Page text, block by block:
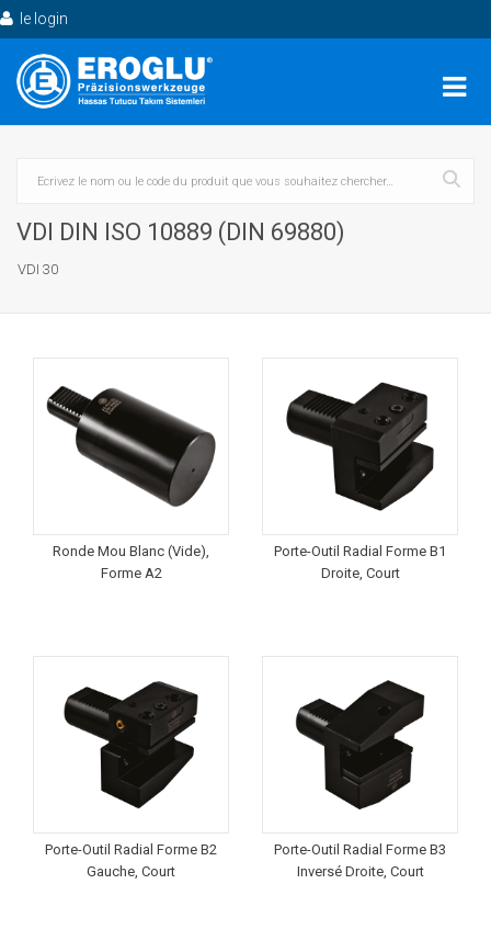
le login
VDI DIN ISO 10889 (DIN 69880)
VDI 30
Ronde Mou Blanc (Vide),
Forme A2
Porte-Outil Radial Forme B1
Droite, Court
Porte-Outil Radial Forme B2
Gauche, Court
Porte-Outil Radial Forme B3
Inversé Droite, Court